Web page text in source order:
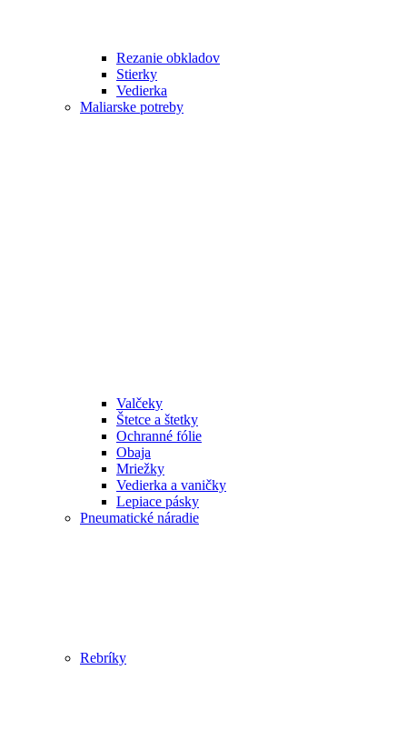
Rezanie obkladov
Stierky
Vedierka
Maliarske potreby
Valčeky
Štetce a štetky
Ochranné fólie
Obaja
Mriežky
Vedierka a vaničky
Lepiace pásky
Pneumatické náradie
Rebríky